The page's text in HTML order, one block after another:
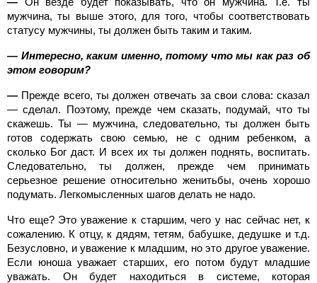
мужчина, ты выше этого, для того, чтобы соответствовать
статусу мужчины, ты должен быть таким и таким.
— Интересно, каким именно, потому что мы как раз об
этом говорим?
— Прежде всего, ты должен отвечать за свои слова: сказал
— сделал. Поэтому, прежде чем сказать, подумай, что ты
скажешь. Ты — мужчина, следовательно, ты должен быть
готов содержать свою семью, не с одним ребенком, а
сколько Бог даст. И всех их ты должен поднять, воспитать.
Следовательно, ты должен, прежде чем принимать
серьезное решение относительно женитьбы, очень хорошо
подумать. Легкомысленных шагов делать не надо.
Что еще? Это уважение к старшим, чего у нас сейчас нет, к
сожалению. К отцу, к дядям, тетям, бабушке, дедушке и т.д.
Безусловно, и уважение к младшим, но это другое уважение.
Если юноша уважает старших, его потом будут младшие
уважать. Он будет находиться в системе, которая